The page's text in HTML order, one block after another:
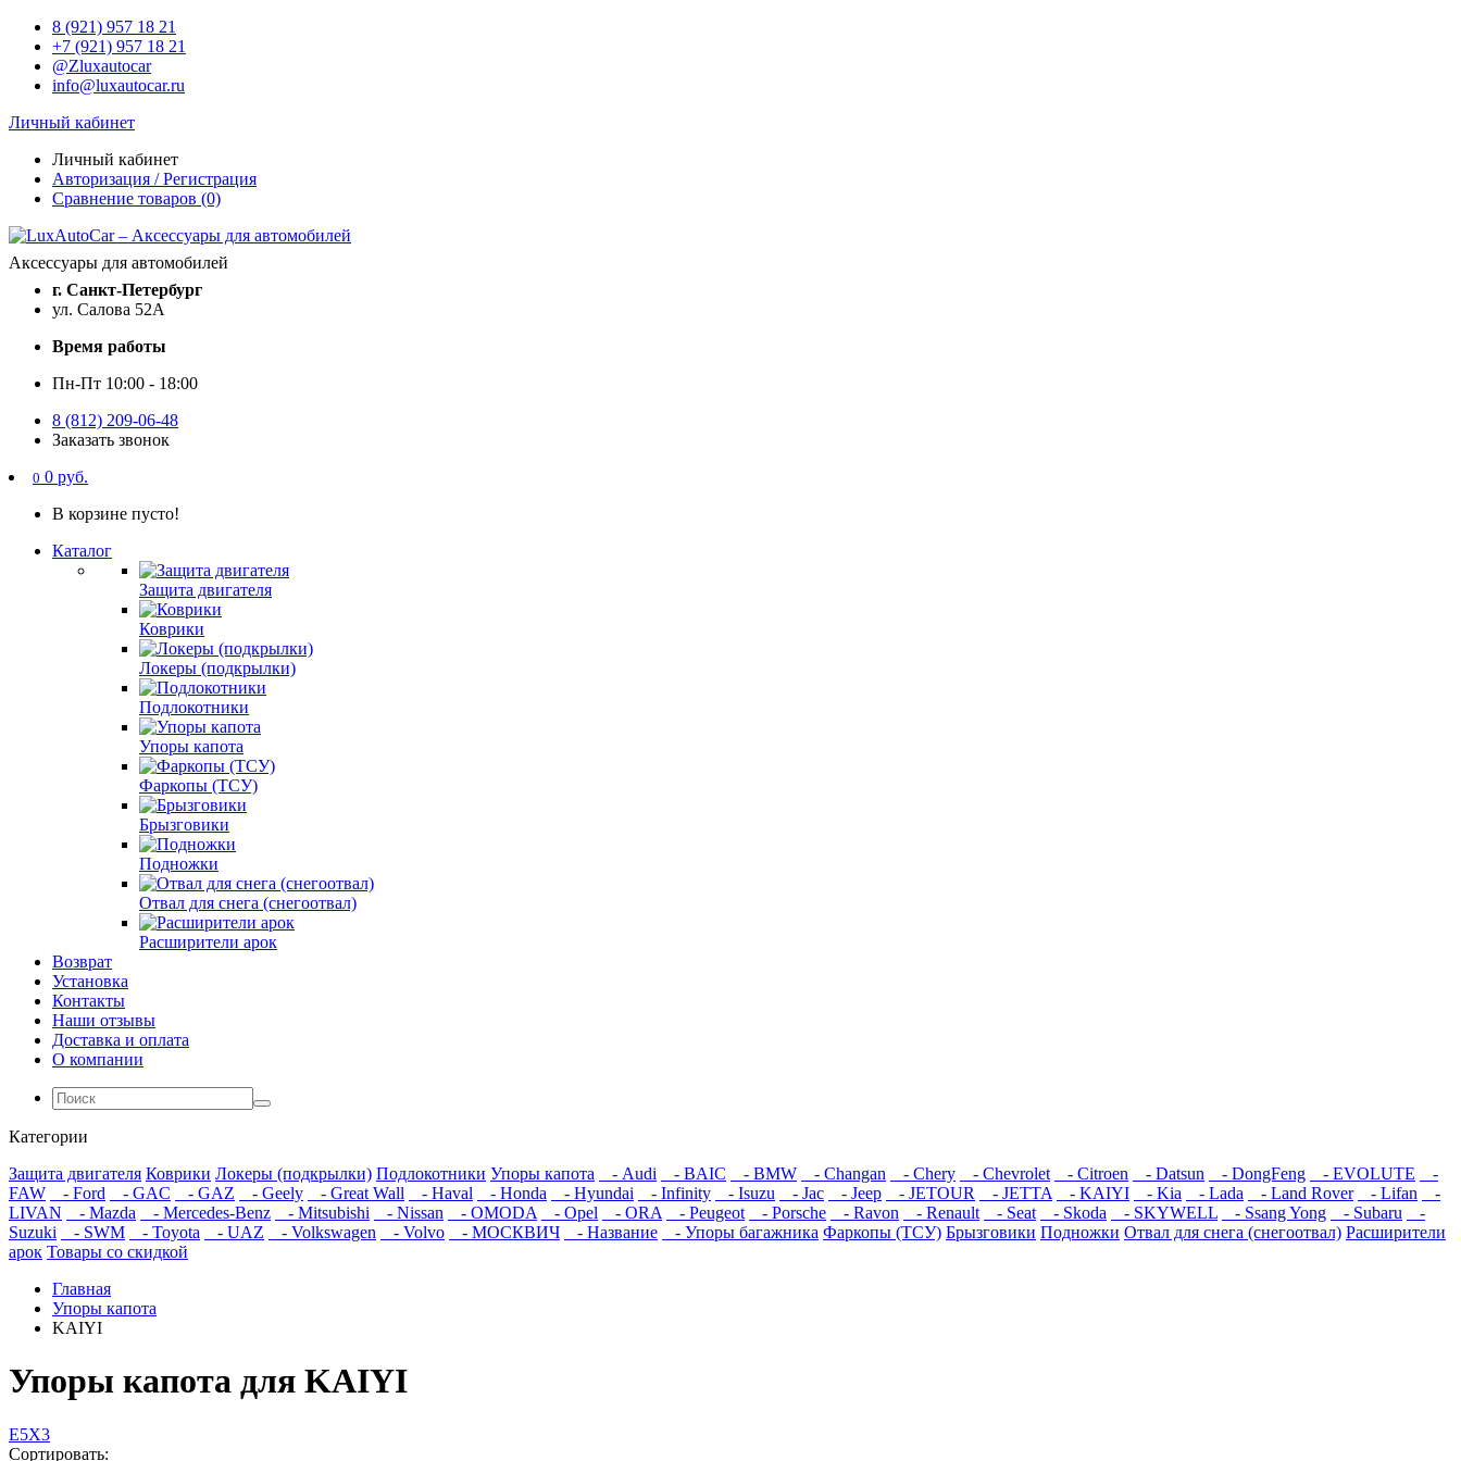
8 (921) 957 18 21
+7 (921) 957 18 21
@Zluxautocar
info@luxautocar.ru
Личный кабинет
Личный кабинет
Авторизация / Регистрация
Сравнение товаров (0)
Аксессуары для автомобилей
г. Санкт-Петербург
ул. Салова 52А
Время работы
Пн-Пт 10:00 - 18:00
8 (812) 209-06-48
Заказать звонок
0 0 руб.
В корзине пусто!
Каталог
Защита двигателя
Коврики
Локеры (подкрылки)
Подлокотники
Упоры капота
Фаркопы (ТСУ)
Брызговики
Подножки
Отвал для снега (снегоотвал)
Расширители арок
Возврат
Установка
Контакты
Наши отзывы
Доставка и оплата
О компании
Категории
Защита двигателя Коврики Локеры (подкрылки) Подлокотники Упоры капота - Audi - BAIC - BMW - Changan - Chery - Chevrolet - Citroen - Datsun - DongFeng - EVOLUTE
-
FAW
- Ford - GAC - GAZ - Geely - Great Wall - Haval - Honda - Hyundai - Infinity - Isuzu - Jac - Jeep - JETOUR - JETTA - KAIYI - Kia - Lada - Land Rover - Lifan
-
LIVAN
- Mazda - Mercedes-Benz - Mitsubishi - Nissan - OMODA - Opel - ORA - Peugeot - Porsche - Ravon - Renault - Seat - Skoda - SKYWELL - Ssang Yong - Subaru
-
Suzuki
- SWM - Toyota - UAZ - Volkswagen - Volvo - МОСКВИЧ - Название - Упоры багажника Фаркопы (ТСУ) Брызговики Подножки Отвал для снега (снегоотвал) Расширители
арок Товары со скидкой
Главная
Упоры капота
KAIYI
Упоры капота для KAIYI
E5X3
Сортировать: